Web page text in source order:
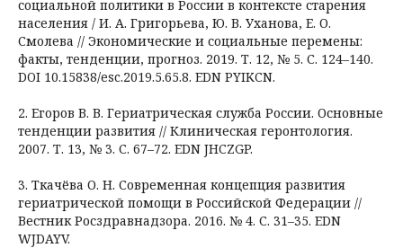
социальной политики в России в контексте старения
населения / И. А. Григорьева, Ю. В. Уханова, Е. О.
Смолева // Экономические и социальные перемены:
факты, тенденции, прогноз. 2019. Т. 12, № 5. С. 124–140.
DOI 10.15838/esc.2019.5.65.8. EDN PYIKCN.
2. Егоров В. В. Гериатрическая служба России. Основные
тенденции развития // Клиническая геронтология.
2007. Т. 13, № 3. С. 67–72. EDN JHCZGP.
3. Ткачёва О. Н. Современная концепция развития
гериатрической помощи в Российской Федерации //
Вестник Росздравнадзора. 2016. № 4. С. 31–35. EDN
WJDAYV.